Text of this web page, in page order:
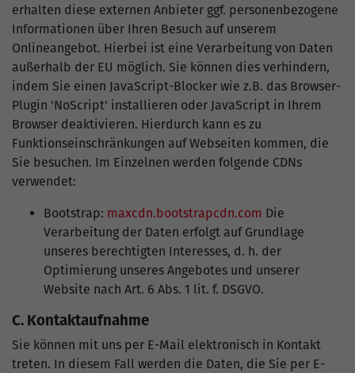
erhalten diese externen Anbieter ggf. personenbezogene
Informationen über Ihren Besuch auf unserem
Onlineangebot. Hierbei ist eine Verarbeitung von Daten
außerhalb der EU möglich. Sie können dies verhindern,
indem Sie einen JavaScript-Blocker wie z.B. das Browser-
Plugin 'NoScript' installieren oder JavaScript in Ihrem
Browser deaktivieren. Hierdurch kann es zu
Funktionseinschränkungen auf Webseiten kommen, die
Sie besuchen. Im Einzelnen werden folgende CDNs
verwendet:
Bootstrap: maxcdn.bootstrapcdn.com Die
Verarbeitung der Daten erfolgt auf Grundlage
unseres berechtigten Interesses, d. h. der
Optimierung unseres Angebotes und unserer
Website nach Art. 6 Abs. 1 lit. f. DSGVO.
C. Kontaktaufnahme
Sie können mit uns per E-Mail elektronisch in Kontakt
treten. In diesem Fall werden die Daten, die Sie per E-